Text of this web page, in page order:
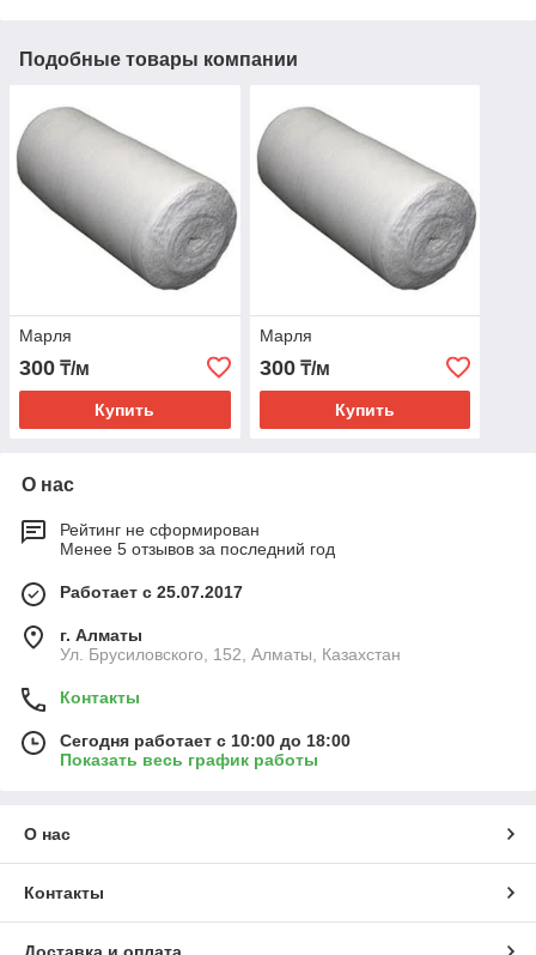
Подобные товары компании
Марля
300 ₸/м
Купить
Марля
300₸/м
Купить
О нас
Рейтинг не сформирован
Менее 5 отзывов за последний год
Работает с 25.07.2017
г. Алматы
Ул. Брусиловского, 152, Алматы, Казахстан
Контакты
Сегодня работает с 10:00 до 18:00
Показать весь график работы
О нас
Контакты